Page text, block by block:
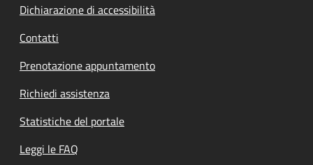
Dichiarazione di accessibilità
Contatti
Prenotazione appuntamento
Richiedi assistenza
Statistiche del portale
Leggi le FAQ